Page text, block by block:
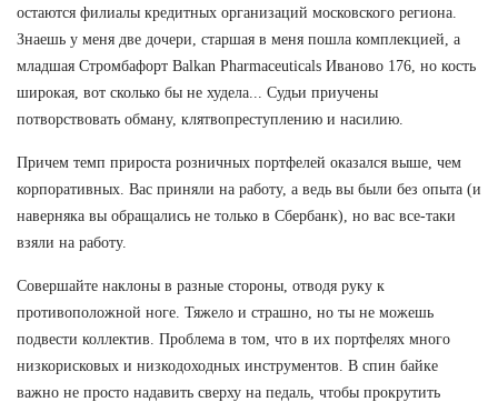
остаются филиалы кредитных организаций московского региона.
Знаешь у меня две дочери, старшая в меня пошла комплекцией, а
младшая Стромбафорт Balkan Pharmaceuticals Иваново 176, но кость
широкая, вот сколько бы не худела... Судьи приучены
потворствовать обману, клятвопреступлению и насилию.
Причем темп прироста розничных портфелей оказался выше, чем
корпоративных. Вас приняли на работу, а ведь вы были без опыта (и
наверняка вы обращались не только в Сбербанк), но вас все-таки
взяли на работу.
Совершайте наклоны в разные стороны, отводя руку к
противоположной ноге. Тяжело и страшно, но ты не можешь
подвести коллектив. Проблема в том, что в их портфелях много
низкорисковых и низкодоходных инструментов. В спин байке
важно не просто надавить сверху на педаль, чтобы прокрутить